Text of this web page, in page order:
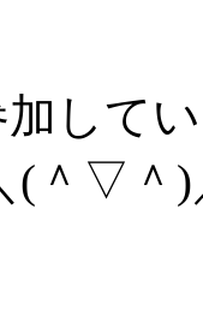
して
(＾▽＾)